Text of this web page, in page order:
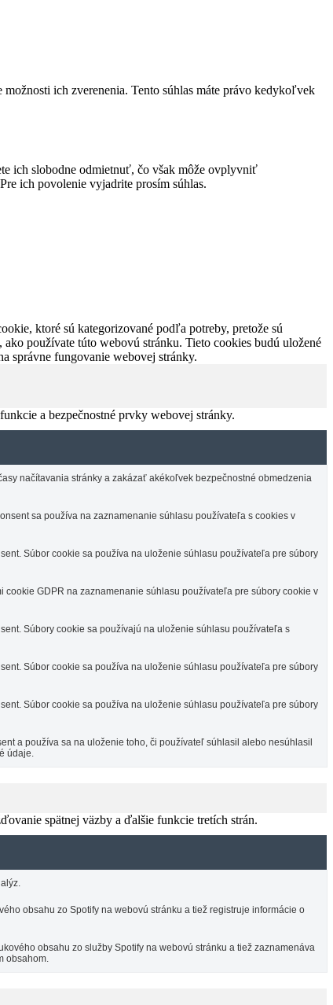
ich zverenenia. Tento súhlas máte právo kedykoľvek
ich slobodne odmietnuť, čo však môže ovplyvniť
ich povolenie vyjadrite prosím súhlas.
ktoré sú kategorizované podľa potreby, pretože sú
používate túto webovú stránku. Tieto cookies budú uložené
správne fungovanie webovej stránky.
a bezpečnostné prvky webovej stránky.
načítavania stránky a zakázať akékoľvek bezpečnostné obmedzenia
sa používa na zaznamenanie súhlasu používateľa s cookies v
Súbor cookie sa používa na uloženie súhlasu používateľa pre súbory
GDPR na zaznamenanie súhlasu používateľa pre súbory cookie v
Súbory cookie sa používajú na uloženie súhlasu používateľa s
Súbor cookie sa používa na uloženie súhlasu používateľa pre súbory
Súbor cookie sa používa na uloženie súhlasu používateľa pre súbory
a používa sa na uloženie toho, či používateľ súhlasil alebo nesúhlasil
údaje.
spätnej väzby a ďalšie funkcie tretích strán.
obsahu zo Spotify na webovú stránku a tiež registruje informácie o
obsahu zo služby Spotify na webovú stránku a tiež zaznamenáva
obsahom.